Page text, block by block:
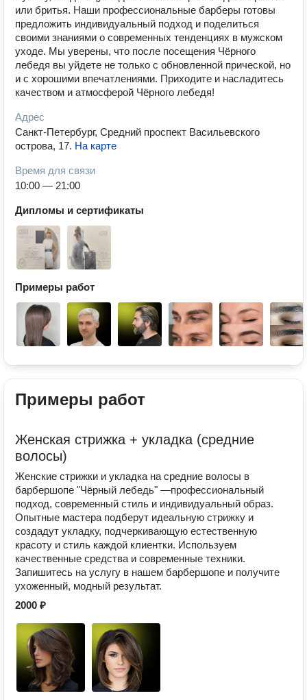
или бритья. Наши профессиональные барберы готовы
предложить индивидуальный подход и поделиться
своими знаниями о современных тенденциях в мужском
уходе. Мы уверены, что после посещения Чёрного
лебедя вы уйдете не только с обновленной прической, но
и с хорошими впечатлениями. Приходите и насладитесь
качеством и атмосферой Чёрного лебедя!
Адрес
Санкт-Петербург, Средний проспект Васильевского
острова, 17. На карте
Время для связи
10:00 — 21:00
Дипломы и сертификаты
Примеры работ
Примеры работ
Женская стрижка + укладка (средние
волосы)
Женские стрижки и укладка на средние волосы в
барбершопе "Чёрный лебедь" —профессиональный
подход, современный стиль и индивидуальный образ.
Опытные мастера подберут идеальную стрижку и
создадут укладку, подчеркивающую естественную
красоту и стиль каждой клиентки. Используем
качественные средства и современные техники.
Запишитесь на услугу в нашем барбершопе и получите
ухоженный, модный результат.
2000 ₽